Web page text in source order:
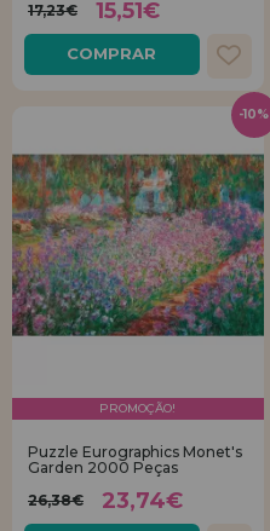
17,23€ 15,51€
COMPRAR
PROMOÇÃO!
Puzzle Eurographics Monet's
Garden 2000 Peças
26,38€
23,74€
-10%